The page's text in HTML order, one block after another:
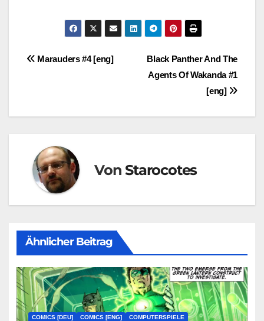
Beitragsnavigation
Black Panther And The
Agents Of Wakanda #1
[eng]
Marauders #4 [eng]
VonStarocotes
Ähnlicher Beitrag
COMICS [DEU] COMICS [ENG]
COMPUTERSPIELE